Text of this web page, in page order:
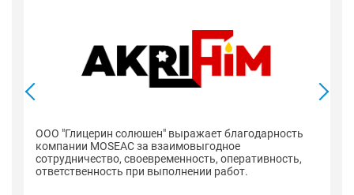
ООО "Глицерин солюшен" выражает благодарность
компании MOSEAC за взаимовыгодное
сотрудничество, своевременность, оперативность,
ответственность при выполнении работ.